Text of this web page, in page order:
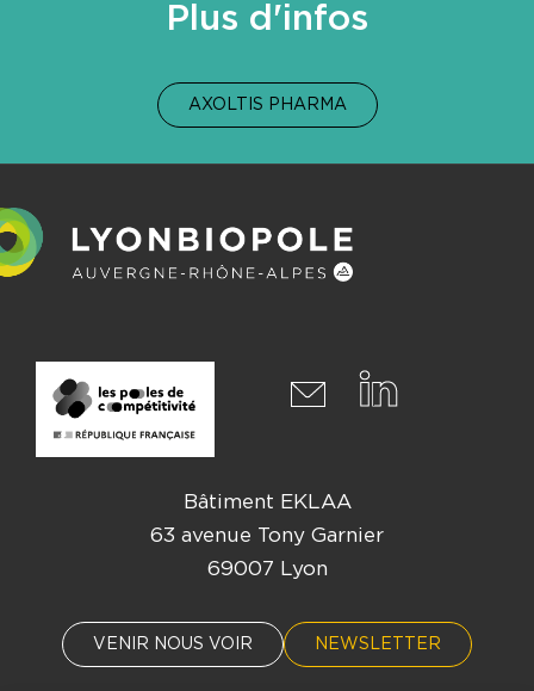
Plus d'infos
AXOLTIS PHARMA
Bâtiment EKLAA
63 avenue Tony Garnier
69007 Lyon
VENIR NOUS VOIR NEWSLETTER